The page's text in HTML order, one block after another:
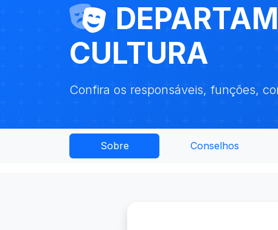
CULTURA
Confira os responsáveis, funções,
Sobre Conselhos